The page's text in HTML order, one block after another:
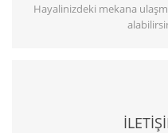
Hayalinizdeki mekana